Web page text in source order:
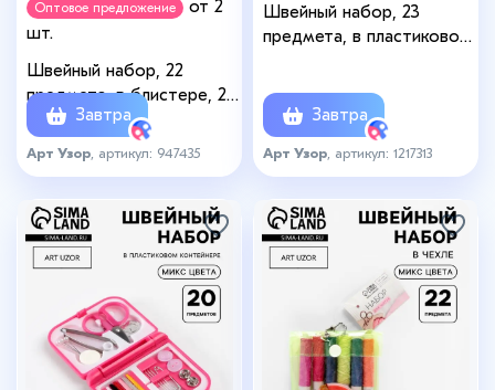
Оптовое предложение
от 2
шт.
Швейный набор, 22
предмета, в блистере, 20
× 10,5 см, цвет МИКС
Завтра
Арт Узор , артикул: 947435
Швейный набор, 23
предмета, в пластиковом
Завтра
Арт Узор , артикул: 1217313
+2